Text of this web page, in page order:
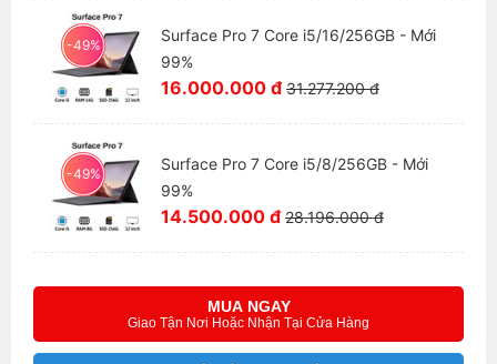
-49%
Surface Pro 7 Core i5/16/256GB - Mới
99%
16.000.000 đ 31.277.200 đ
-49%
Surface Pro 7 Core i5/8/256GB - Mới
99%
14.500.000 đ 28.196.000 đ
MUA NGAY
Giao Tận Nơi Hoặc Nhận Tại Cửa Hàng